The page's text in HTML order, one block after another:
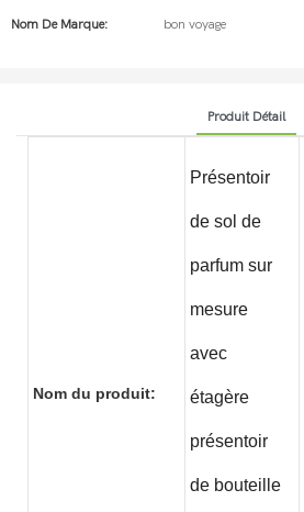
Nom De Marque: bon voyage
Produit Détail
Nom du produit:
Présentoir
de sol de
parfum sur
mesure
avec
étagère
présentoir
de bouteille